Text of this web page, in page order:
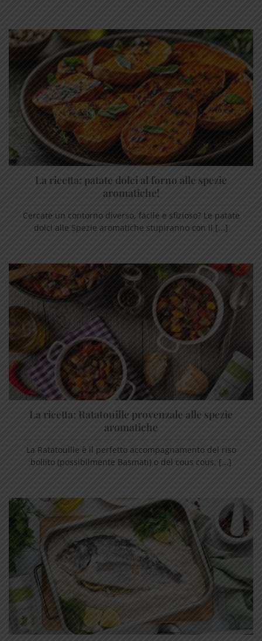
La ricetta: patate dolci al forno alle spezie
aromatiche!
Cercate un contorno diverso, facile e sfizioso? Le patate
dolci alle Spezie aromatiche stupiranno con il [...]
La ricetta: Ratatouille provenzale alle spezie
aromatiche
La Ratatouille è il perfetto accompagnamento del riso
bollito (possibilmente Basmati) o del cous cous, [...]